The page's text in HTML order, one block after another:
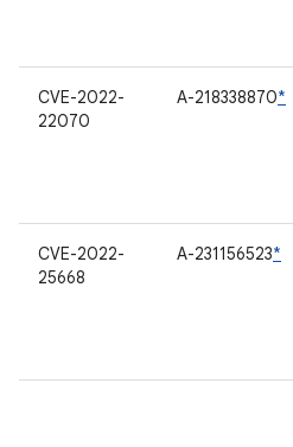
CVE-2022-
22070
A-218338870*
CVE-2022-
25668
A-231156523*